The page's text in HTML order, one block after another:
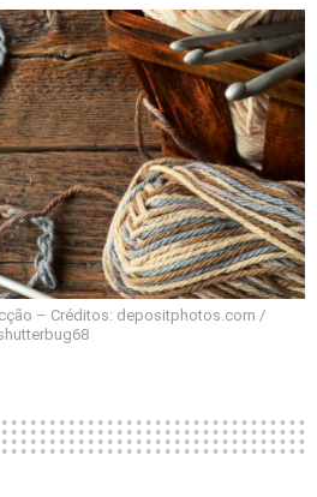
– Créditos: depositphotos.com /